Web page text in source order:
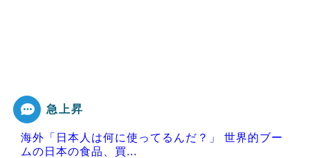
急上昇
海外「日本人は何に使ってるんだ？」 世界的ブー
ムの日本の食品、買...